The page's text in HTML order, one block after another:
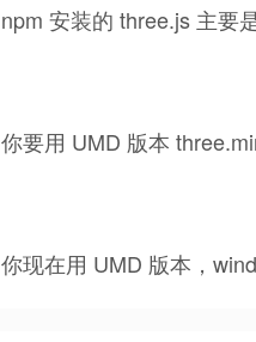
npm 安装的 three.js 主要
你要用 UMD 版本
你现在用 UMD 版本，